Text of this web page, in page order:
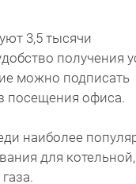
3,5 тысячи
получения
можно подписать
посещения офиса.
наиболее
для котельной,